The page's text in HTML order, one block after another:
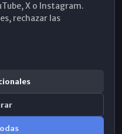
X o Instagram.
rechazar las